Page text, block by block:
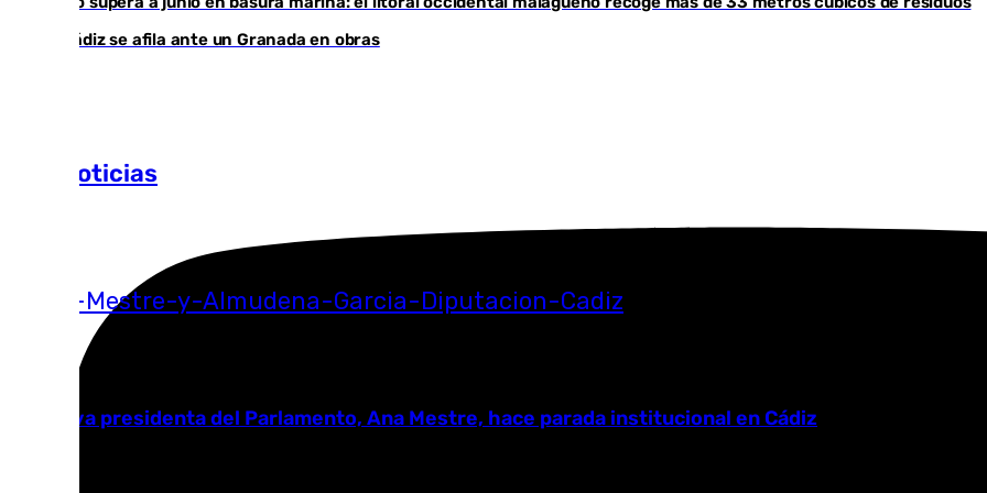
El Cádiz se afila ante un Granada en obras
Más noticias
La nueva presidenta del Parlamento, Ana Mestre, hace parada institucional en Cádiz